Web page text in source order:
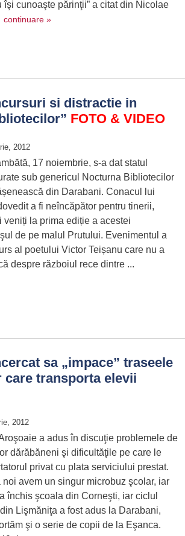
îşi cunoaşte părinţii” a citat din Nicolae
continuare »
si distractie in
FOTO & VIDEO
2012
17 noiembrie, s-a dat statul
sub genericul Nocturna Bibliotecilor
din Darabani. Conacul lui
a fi neîncăpător pentru tinerii,
veniți la prima ediție a acestei
de pe malul Prutului. Evenimentul a
al poetului Victor Teișanu care nu a
despre războiul rece dintre ...
sa „impace” traseele
care transporta elevii
2012
a adus în discuţie problemele de
dărăbăneni şi dificultăţile pe care le
privat cu plata serviciului prestat.
noi avem un singur microbuz şcolar, iar
închis şcoala din Corneşti, iar ciclul
Lişmăniţa a fost adus la Darabani,
şi o serie de copii de la Eşanca.